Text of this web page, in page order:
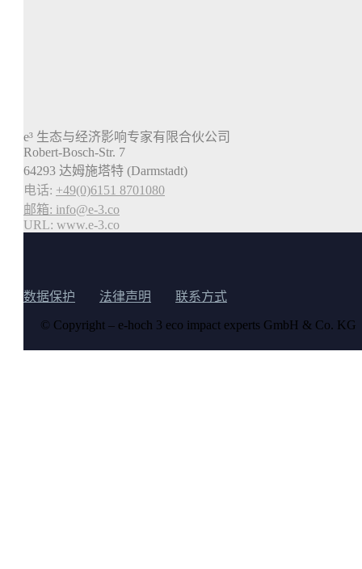
e³ 生态与经济影响专家有限合伙公司
Robert-Bosch-Str. 7
64293 达姆施塔特 (Darmstadt)
电话: +49(0)6151 8701080
邮箱: info@e-3.co
URL: www.e-3.co
数据保护 法律声明 联系方式
© Copyright – e-hoch 3 eco impact experts GmbH & Co. KG